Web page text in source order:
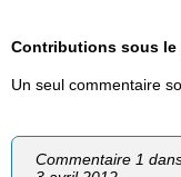
Contributions sous le
Un seul commentaire
Commentaire 1